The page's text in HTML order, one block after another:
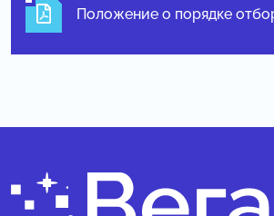
Положение о порядке